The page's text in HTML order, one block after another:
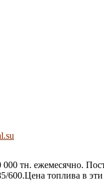
тн. ежемесячно.
топлива в